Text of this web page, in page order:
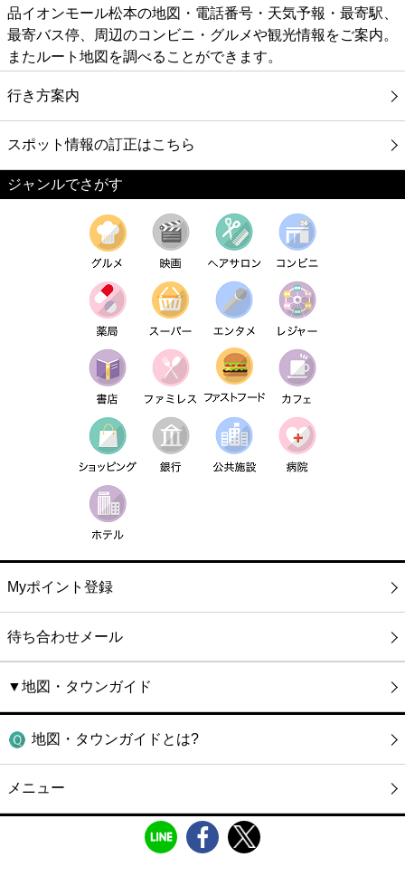
品イオンモール松本の地図・電話番号・天気予報・最寄駅、
最寄バス停、周辺のコンビニ・グルメや観光情報をご案内。
またルート地図を調べることができます。
行き方案内
スポット情報の訂正はこちら
ジャンルでさがす
Myポイント登録
待ち合わせメール
▼地図・タウンガイド
地図・タウンガイドとは?
メニュー